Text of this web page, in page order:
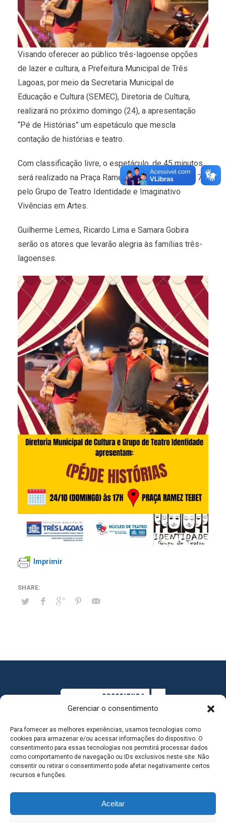
Gerenciar o consentimento
Para fornecer as melhores experiências, usamos tecnologias como
cookies para armazenar e/ou acessar informações do dispositivo. O
consentimento para essas tecnologias nos permitirá processar dados
como comportamento de navegação ou IDs exclusivos neste site. Não
consentir ou retirar o consentimento pode afetar negativamente certos
recursos e funções.
Aceitar
Visando oferecer ao público três-lagoense opções
de lazer e cultura, a Prefeitura Municipal de Três
Lagoas, por meio da Secretaria Municipal de
Educação e Cultura (SEMEC), Diretoria de Cultura,
realizará no próximo domingo (24), a apresentação
“Pé de Histórias” um espetáculo que mescla
contação de histórias e teatro.
Com classificação livre, o espetáculo, de 45 minutos,
será realizado na Praça Ramez Tebet a partir das 17h
pelo Grupo de Teatro Identidade e Imaginativo
Vivências em Artes.
Guilherme Lemes, Ricardo Lima e Samara Gobira
serão os atores que levarão alegria às famílias três-
lagoenses.
Imprimir
MAPA DO SITE